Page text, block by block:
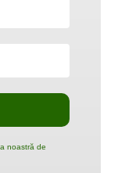
noastră de